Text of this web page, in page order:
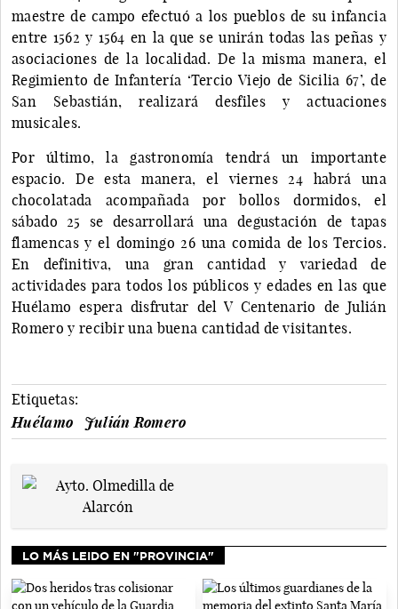
maestre de campo efectuó a los pueblos de su infancia
entre 1562 y 1564 en la que se unirán todas las peñas y
asociaciones de la localidad. De la misma manera, el
Regimiento de Infantería ‘Tercio Viejo de Sicilia 67’, de
San Sebastián, realizará desfiles y actuaciones
musicales.
Por último, la gastronomía tendrá un importante
espacio. De esta manera, el viernes 24 habrá una
chocolatada acompañada por bollos dormidos, el
sábado 25 se desarrollará una degustación de tapas
flamencas y el domingo 26 una comida de los Tercios.
En definitiva, una gran cantidad y variedad de
actividades para todos los públicos y edades en las que
Huélamo espera disfrutar del V Centenario de Julián
Romero y recibir una buena cantidad de visitantes.
Etiquetas:
Huélamo
Julián Romero
LO MÁS LEIDO EN "PROVINCIA"